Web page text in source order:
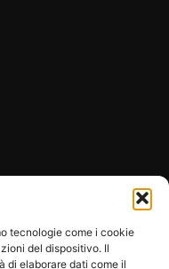
tecnologie come i cookie
del dispositivo. Il
di elaborare dati come il